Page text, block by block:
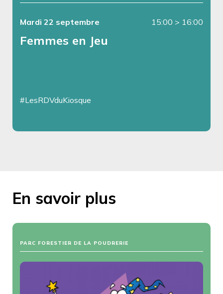
Mardi 22 septembre 15:00 > 16:00
Femmes en Jeu
#LesRDVduKiosque
En savoir plus
PARC FORESTIER DE LA POUDRERIE